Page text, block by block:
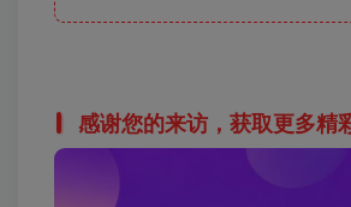
感谢您的来访，获取更多精